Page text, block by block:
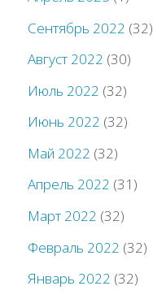
Сентябрь 2022 (32)
Август 2022 (30)
Июль 2022 (32)
Июнь 2022 (32)
Май 2022 (32)
Апрель 2022 (31)
Март 2022 (32)
Февраль 2022 (32)
Январь 2022 (32)